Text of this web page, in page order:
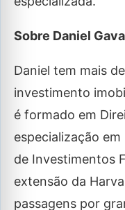
Sobre Daniel Gava
Daniel tem mais
investimento
é formado em
especialização
de Investimentos
extensão da
passagens por